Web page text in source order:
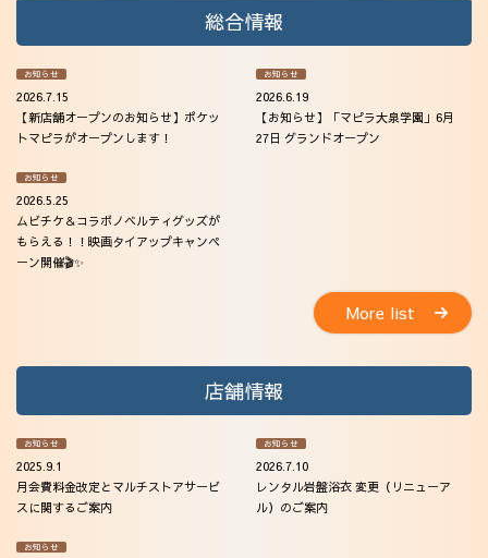
総合情報
お知らせ
2026.7.15
【新店舗オープンのお知らせ】ポケッ
トマピラがオープンします！
お知らせ
2026.6.19
【お知らせ】「マピラ大泉学園」6月
27日 グランドオープン
お知らせ
2026.5.25
ムビチケ＆コラボノベルティグッズが
もらえる！！映画タイアップキャンペ
ーン開催🎬✨
More list
店舗情報
お知らせ
2025.9.1
月会費料金改定とマルチストアサービ
スに関するご案内
お知らせ
2026.7.10
レンタル岩盤浴衣 変更（リニューア
ル）のご案内
お知らせ